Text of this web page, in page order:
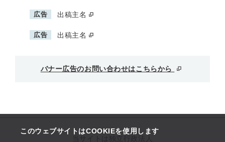
このウェブサイトはCOOKIEを使用します
広告 出稿主名
広告 出稿主名
バナー広告のお問い合わせはこちらから